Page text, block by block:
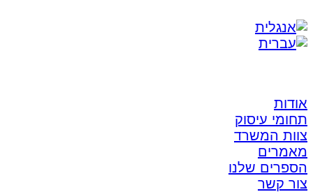
אודות
תחומי עיסוק
צוות המשרד
מאמרים
הספרים שלנו
צור קשר